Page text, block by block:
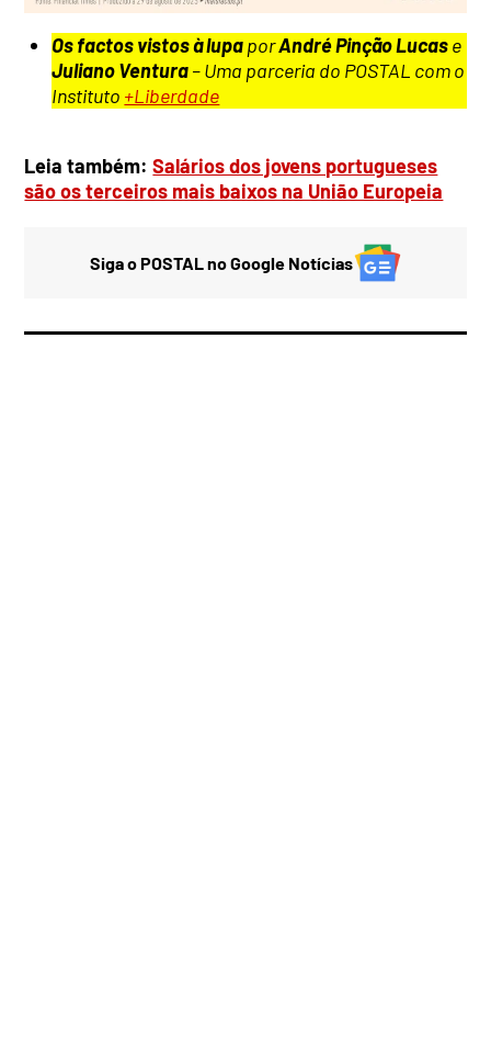
Os factos vistos à lupaporAndré Pinção Lucase
Juliano Ventura– Uma parceria do POSTAL com o
Instituto +Liberdade
Leia também:Salários dos jovens portugueses
são os terceiros mais baixos na União Europeia
Siga o POSTAL no Google Notícias